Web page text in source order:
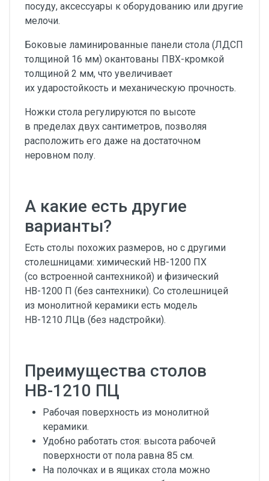
посуду, аксессуары к оборудованию или другие
мелочи.
Боковые ламинированные панели стола (ЛДСП
толщиной 16 мм) окантованы ПВХ-кромкой
толщиной 2 мм, что увеличивает
их ударостойкость и механическую прочность.
Ножки стола регулируются по высоте
в пределах двух сантиметров, позволяя
расположить его даже на достаточном
неровном полу.
А какие есть другие
варианты?
Есть столы похожих размеров, но с другими
столешницами: химический НВ-1200 ПХ
(со встроенной сантехникой) и физический
НВ-1200 П (без сантехники). Со столешницей
из монолитной керамики есть модель
НВ-1210 ЛЦв (без надстройки).
Преимущества столов
НВ-1210 ПЦ
Рабочая поверхность из монолитной
керамики.
Удобно работать стоя: высота рабочей
поверхности от пола равна 85 см.
На полочках и в ящиках стола можно